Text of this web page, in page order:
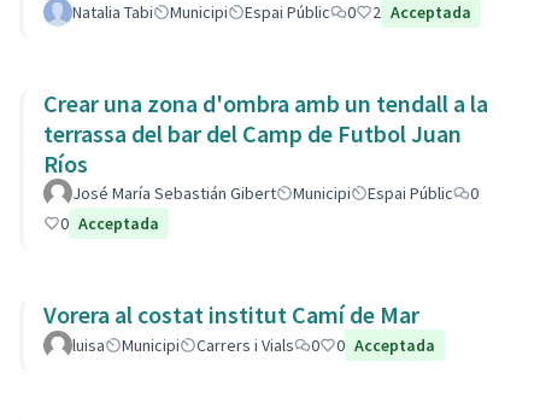
Natalia Tabi Municipi Espai Públic 0 2 Acceptada
Crear una zona d'ombra amb un tendall a la
terrassa del bar del Camp de Futbol Juan
Ríos
José María Sebastián Gibert Municipi Espai Públic
0
0 Acceptada
Vorera al costat institut Camí de Mar
luisa Municipi Carrers i Vials 0 0 Acceptada